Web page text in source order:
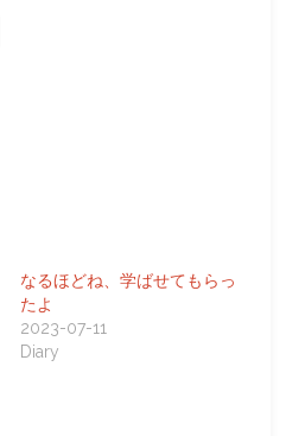
なるほどね、学ばせてもらっ
たよ
2023-07-11
Diary